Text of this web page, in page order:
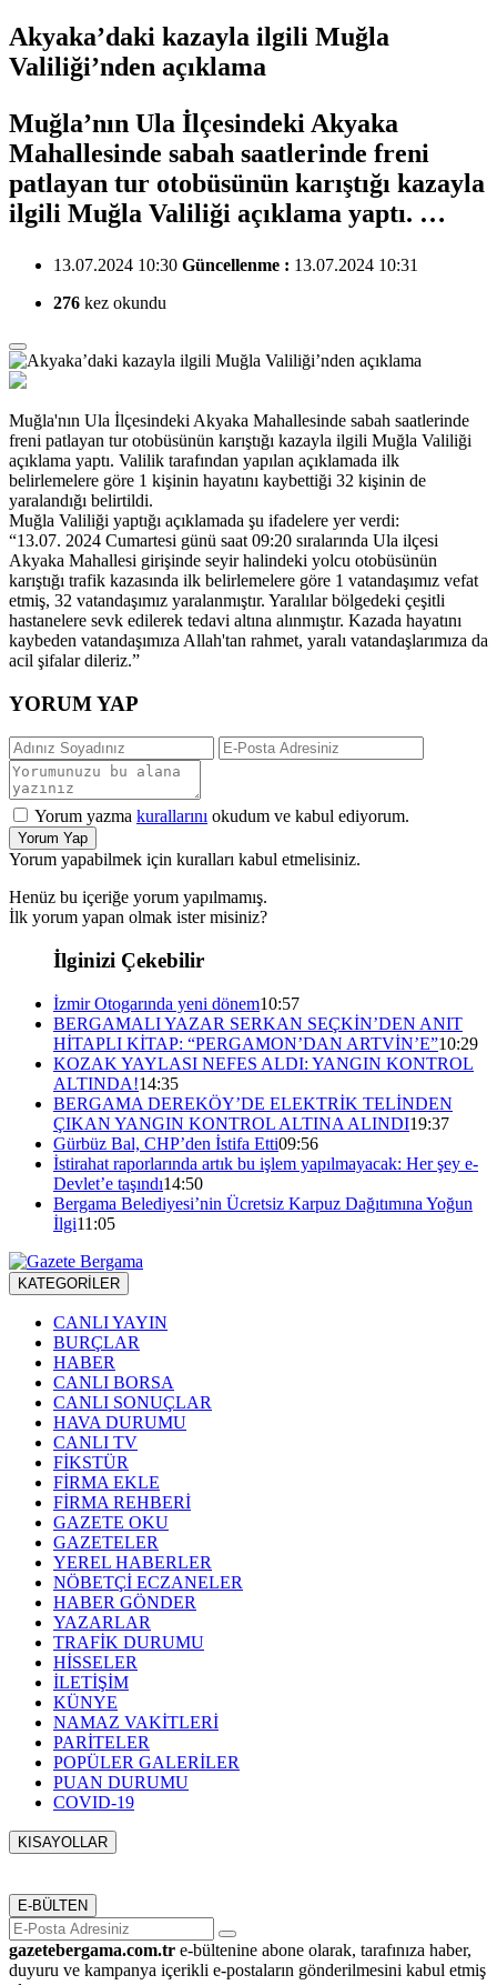
Akyaka’daki kazayla ilgili Muğla
Valiliği’nden açıklama
Muğla’nın Ula İlçesindeki Akyaka
Mahallesinde sabah saatlerinde freni
patlayan tur otobüsünün karıştığı kazayla
ilgili Muğla Valiliği açıklama yaptı. …
13.07.2024 10:30 Güncellenme : 13.07.2024 10:31
276 kez okundu
Muğla'nın Ula İlçesindeki Akyaka Mahallesinde sabah saatlerinde
freni patlayan tur otobüsünün karıştığı kazayla ilgili Muğla Valiliği
açıklama yaptı. Valilik tarafından yapılan açıklamada ilk
belirlemelere göre 1 kişinin hayatını kaybettiği 32 kişinin de
yaralandığı belirtildi.
Muğla Valiliği yaptığı açıklamada şu ifadelere yer verdi:
“13.07. 2024 Cumartesi günü saat 09:20 sıralarında Ula ilçesi
Akyaka Mahallesi girişinde seyir halindeki yolcu otobüsünün
karıştığı trafik kazasında ilk belirlemelere göre 1 vatandaşımız vefat
etmiş, 32 vatandaşımız yaralanmıştır. Yaralılar bölgedeki çeşitli
hastanelere sevk edilerek tedavi altına alınmıştır. Kazada hayatını
kaybeden vatandaşımıza Allah'tan rahmet, yaralı vatandaşlarımıza da
acil şifalar dileriz.”
YORUM YAP
Yorum yazma kurallarını okudum ve kabul ediyorum.
Yorum Yap
Yorum yapabilmek için kuralları kabul etmelisiniz.
Henüz bu içeriğe yorum yapılmamış.
İlk yorum yapan olmak ister misiniz?
İlginizi Çekebilir
İzmir Otogarında yeni dönem10:57
BERGAMALI YAZAR SERKAN SEÇKİN’DEN ANIT
HİTAPLI KİTAP: “PERGAMON’DAN ARTVİN’E”10:29
KOZAK YAYLASI NEFES ALDI: YANGIN KONTROL
ALTINDA!14:35
BERGAMA DEREKÖY’DE ELEKTRİK TELİNDEN
ÇIKAN YANGIN KONTROL ALTINA ALINDI19:37
Gürbüz Bal, CHP’den İstifa Etti09:56
İstirahat raporlarında artık bu işlem yapılmayacak: Her şey e-
Devlet’e taşındı14:50
Bergama Belediyesi’nin Ücretsiz Karpuz Dağıtımına Yoğun
İlgi11:05
KATEGORİLER
CANLI YAYIN
BURÇLAR
HABER
CANLI BORSA
CANLI SONUÇLAR
HAVA DURUMU
CANLI TV
FİKSTÜR
FİRMA EKLE
FİRMA REHBERİ
GAZETE OKU
GAZETELER
YEREL HABERLER
NÖBETÇİ ECZANELER
HABER GÖNDER
YAZARLAR
TRAFİK DURUMU
HİSSELER
İLETİŞİM
KÜNYE
NAMAZ VAKİTLERİ
PARİTELER
POPÜLER GALERİLER
PUAN DURUMU
COVID-19
KISAYOLLAR
E-BÜLTEN
gazetebergama.com.tr e-bültenine abone olarak, tarafınıza haber,
duyuru ve kampanya içerikli e-postaların gönderilmesini kabul etmiş